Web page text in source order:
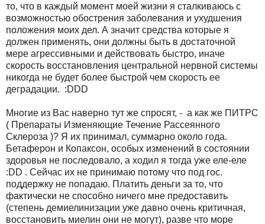
то, что в каждый момент моей жизни я сталкиваюсь с
возможностью обострения заболевания и ухудшения
положения моих дел. А значит средства которые я
должен применять, они должны быть в достаточной
мере агрессивными и действовать быстро, иначе
скорость восстановления центральной нервной системы
никогда не будет более быстрой чем скорость ее
деградации. :DDD
Многие из Вас наверно тут же спросят, - а как же ПИТРС
( Препараты Изменяющие Течение Рассеянного
Склероза )? Я их принимал, суммарно около года.
Бетаферон и Копаксон, особых изменений в состоянии
здоровья не последовало, а ходил я тогда уже еле-еле
:DD . Сейчас их не принимаю потому что под гос.
поддержку не попадаю. Платить деньги за то, что
фактически не способно ничего мне предоставить
(степень демиелинизации уже давно очень критичная,
восстановить миелин они не могут), разве что море